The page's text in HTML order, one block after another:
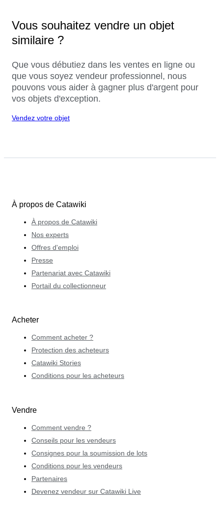
Vous souhaitez vendre un objet
similaire ?
Que vous débutiez dans les ventes en ligne ou
que vous soyez vendeur professionnel, nous
pouvons vous aider à gagner plus d'argent pour
vos objets d'exception.
Vendez votre objet
À propos de Catawiki
À propos de Catawiki
Nos experts
Offres d'emploi
Presse
Partenariat avec Catawiki
Portail du collectionneur
Acheter
Comment acheter ?
Protection des acheteurs
Catawiki Stories
Conditions pour les acheteurs
Vendre
Comment vendre ?
Conseils pour les vendeurs
Consignes pour la soumission de lots
Conditions pour les vendeurs
Partenaires
Devenez vendeur sur Catawiki Live